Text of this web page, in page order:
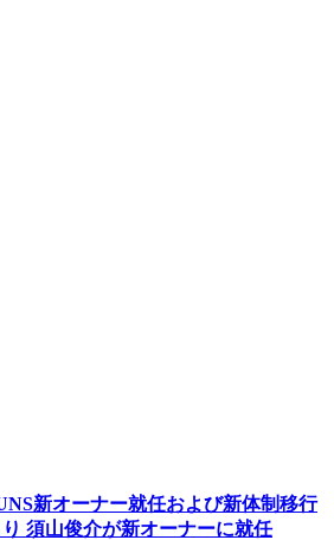
新オーナー就任および新体制移行
須山俊介が新オーナーに就任